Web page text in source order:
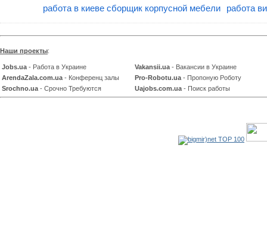
работа в киеве сборщик корпусной мебели
работа
Наши проекты:
Jobs.ua - Работа в Украине Vakansii.ua - Вакансии в Украине
ArendaZala.com.ua - Конференц залы Pro-Robotu.ua - Пропоную Роботу
Srochno.ua - Срочно Требуются Uajobs.com.ua - Поиск работы